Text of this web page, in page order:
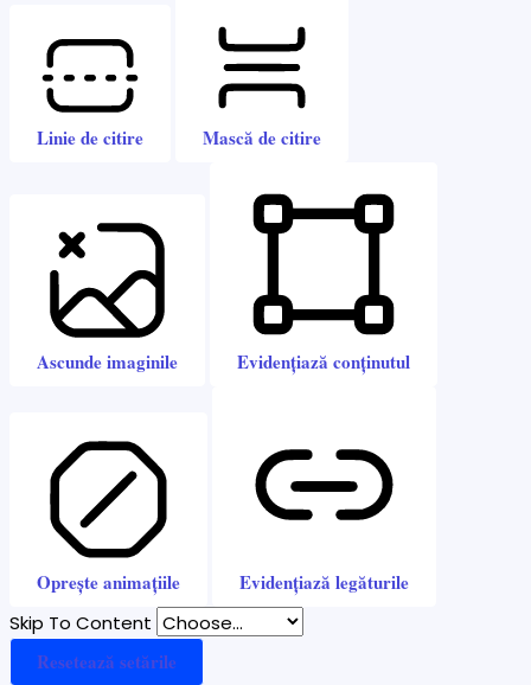
Linie de citire Mască de citire
Ascunde imaginile Evidențiază conținutul
Oprește animațiile Evidențiază legăturile
Skip To Content
Resetează setările